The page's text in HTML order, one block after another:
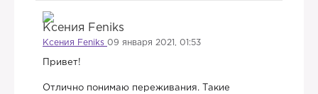
Ксения Feniks 09 января 2021, 01:53
Привет!
Отлично понимаю переживания. Такие